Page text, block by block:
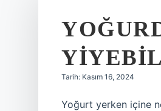
Tarih: Kasım 16, 2024
Yoğurt yerken içine